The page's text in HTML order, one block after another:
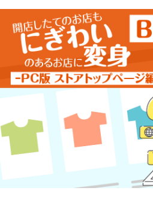
ツ
キ
ッ
プ